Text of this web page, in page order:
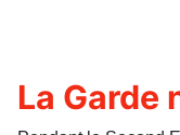
La Garde